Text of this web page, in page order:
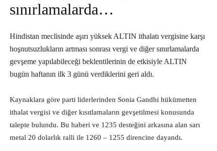
sınırlamalarda…
Hindistan meclisinde aşırı yüksek ALTIN ithalatı vergisine karşı
hoşnutsuzlukların artması sonrası vergi ve diğer sınırlamalarda
gevşeme yapılabileceği beklentilerinin de etkisiyle ALTIN
bugün haftanın ilk 3 günü verdiklerini geri aldı.
Kaynaklara göre parti liderlerinden Sonia Gandhi hükümetten
ithalat vergisi ve diğer kısıtlamaların gevşetilmesi konusunda
talepte bulundu. Bu haberi ve 1235 desteğini arkasına alan sarı
metal 20 dolarlık ralli ile 1260 – 1255 direncine dayandı.